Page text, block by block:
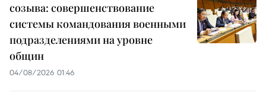
созыва: совершенствование
системы командования военными
подразделениями на уровне
общин
04/08/2026 01:46